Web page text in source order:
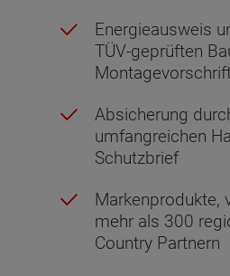
Energieausweis
TÜV-geprüften
Absicherung
umfangreichen
Schutzbrief
Markenprodukte,
mehr als 300
Country Partnern